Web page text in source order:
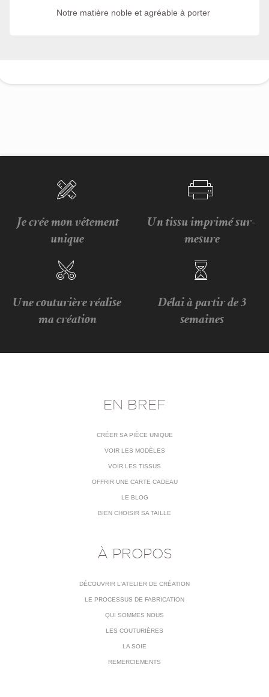
Notre matière noble et agréable à porter
Je crée mon vêtement
unique
Un tissu imprimé sur-
mesure
Une couturière réalise
ma création
Délai à partir de 3
semaines
EN BREF
CRÉER SA PIÈCE UNIQUE
VOIR LES MODÈLES
VOIR LES TISSUS
OFFRIR UNE CARTE CADEAU
LE BLOG
BIEN CHOISIR SA TAILLE
À PROPOS
DÉCOUVRIR L'ATELIER DE CRÉATION
LE PROCESSUS DE FABRICATION
QUI SOMMES NOUS
LES COUTURIÈRES
LA SOIE
REMERCIEMENTS